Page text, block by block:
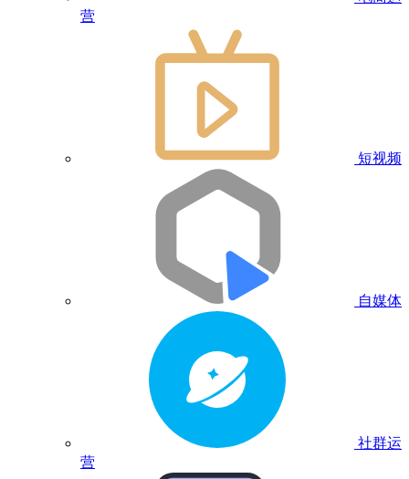
营
短视频
自媒体
社群运
营